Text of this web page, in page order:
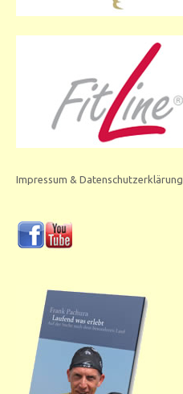
Impressum & Datenschutzerklärung